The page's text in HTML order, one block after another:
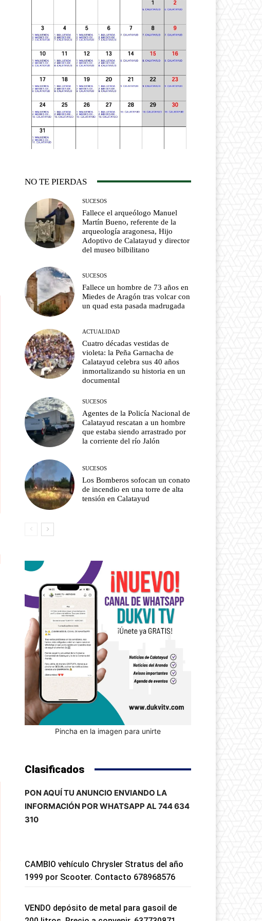
NO TE PIERDAS
SUCESOS
Fallece el arqueólogo Manuel
Martín Bueno, referente de la
arqueología aragonesa, Hijo
Adoptivo de Calatayud y director
del museo bilbilitano
SUCESOS
Fallece un hombre de 73 años en
Miedes de Aragón tras volcar con
un quad esta pasada madrugada
ACTUALIDAD
Cuatro décadas vestidas de
violeta: la Peña Garnacha de
Calatayud celebra sus 40 años
inmortalizando su historia en un
documental
SUCESOS
Agentes de la Policía Nacional de
Calatayud rescatan a un hombre
que estaba siendo arrastrado por
la corriente del río Jalón
SUCESOS
Los Bomberos sofocan un conato
de incendio en una torre de alta
tensión en Calatayud
Pincha en la imagen para unirte
Clasificados
PON AQUÍ TU ANUNCIO ENVIANDO LA
INFORMACIÓN POR WHATSAPP AL 744 634
310
CAMBIO vehículo Chrysler Stratus del año
1999 por Scooter. Contacto 678968576
VENDO depósito de metal para gasoil de